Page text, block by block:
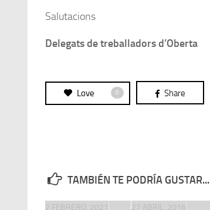
Salutacions
Delegats de treballadors d’Oberta
Love 0 Share
TAMBIÉN TE PODRÍA GUSTAR...
2 FEBRERO, 2021 27 ABRIL, 2016